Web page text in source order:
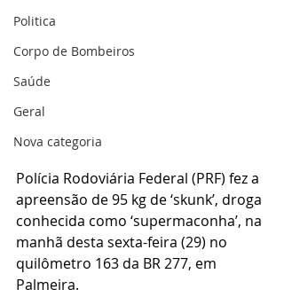
Politica
Corpo de Bombeiros
Saúde
Geral
Nova categoria
Polícia Rodoviária Federal (PRF) fez a
apreensão de 95 kg de ‘skunk’, droga
conhecida como ‘supermaconha’, na
manhã desta sexta-feira (29) no
quilômetro 163 da BR 277, em
Palmeira.